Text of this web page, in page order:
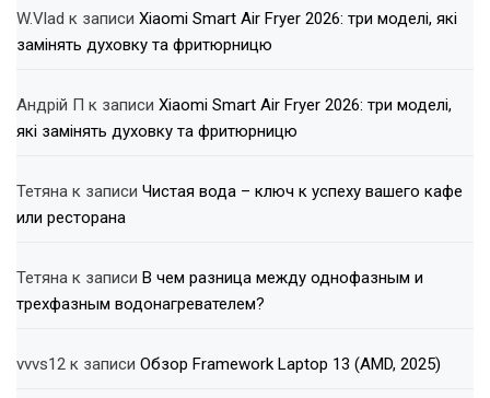
W.Vlad к записи Xiaomi Smart Air Fryer 2026: три моделі, які
замінять духовку та фритюрницю
Андрій П к записи Xiaomi Smart Air Fryer 2026: три моделі,
які замінять духовку та фритюрницю
Тетяна к записи Чистая вода – ключ к успеху вашего кафе
или ресторана
Тетяна к записи В чем разница между однофазным и
трехфазным водонагревателем?
vvvs12 к записи Обзор Framework Laptop 13 (AMD, 2025)